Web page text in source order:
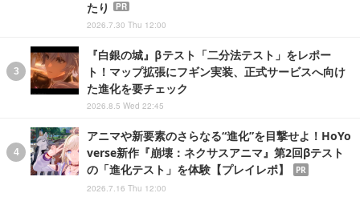
たり
PR
2026.7.30 Thu 12:00
『白銀の城』βテスト「二分法テスト」をレポー
ト！マップ拡張にフギン実装、正式サービスへ向け
た進化を要チェック
2026.8.5 Wed 22:45
アニマや新要素のさらなる“進化”を目撃せよ！HoYo
verse新作『崩壊：ネクサスアニマ』第2回βテスト
の「進化テスト」を体験【プレイレポ】
PR
2026.7.16 Thu 12:00